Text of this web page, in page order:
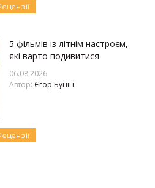
5 фільмів із літнім настроєм,
які варто подивитися
06.08.2026
Автор: Єгор Бунін